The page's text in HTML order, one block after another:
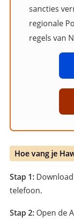
sancties
regionale
regels van
Hoe vang je
Stap 1:
telefoon.
Stap 2: Open de